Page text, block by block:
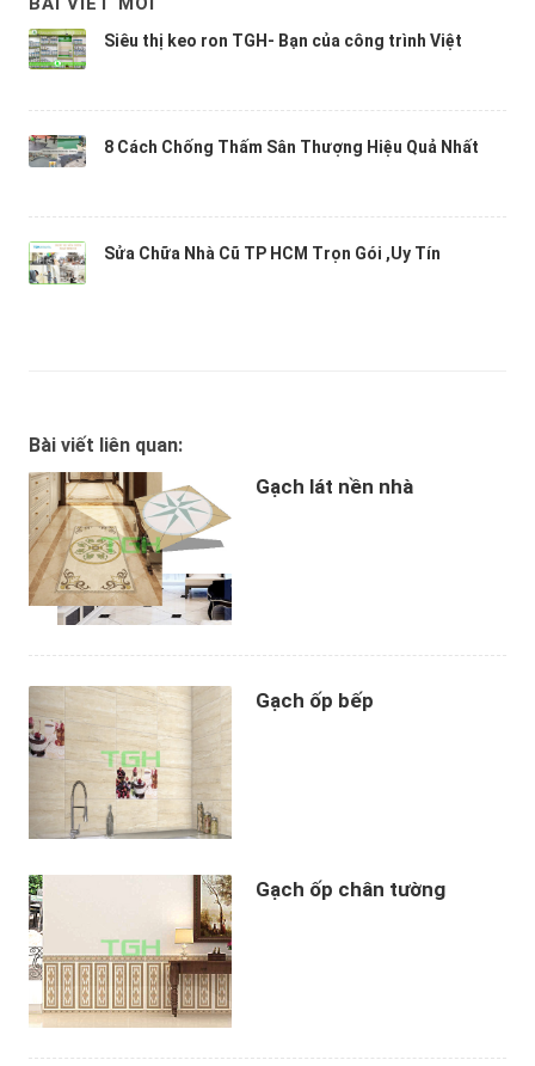
Siêu thị keo ron TGH- Bạn của công trình Việt
8 Cách Chống Thấm Sân Thượng Hiệu Quả Nhất
Sửa Chữa Nhà Cũ TP HCM Trọn Gói ,Uy Tín
Bài viết liên quan:
Gạch lát nền nhà
Gạch ốp bếp
Gạch ốp chân tường